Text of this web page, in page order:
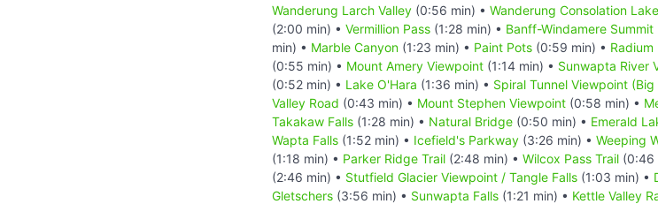
Wanderung Larch Valley (0:56 min) • Wanderung Consolation
(2:00 min) • Vermillion Pass (1:28 min) • Banff-Windamere Summit
min) • Marble Canyon (1:23 min) • Paint Pots (0:59 min) •
(0:55 min) • Mount Amery Viewpoint (1:14 min) • Sunwapta River
(0:52 min) • Lake O'Hara (1:36 min) • Spiral Tunnel Viewpoint (Big
Valley Road (0:43 min) • Mount Stephen Viewpoint (0:58 min) •
Takakaw Falls (1:28 min) • Natural Bridge (0:50 min) • Emerald
Wapta Falls (1:52 min) • Icefield's Parkway (3:26 min) • Weeping
(1:18 min) • Parker Ridge Trail (2:48 min) • Wilcox Pass Trail (0:46
(2:46 min) • Stutfield Glacier Viewpoint / Tangle Falls (1:03 min) •
Gletschers (3:56 min) • Sunwapta Falls (1:21 min) • Kettle Valley